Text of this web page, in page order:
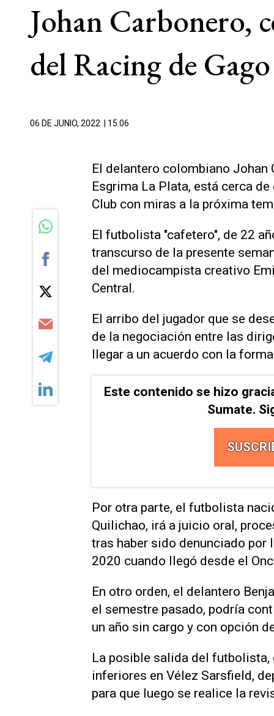
Johan Carbonero,
del Racing de Gago
06 DE JUNIO, 2022 | 15.06
El delantero colombiano Johan
Esgrima La Plata, está cerca
Club con miras a la próxima
El futbolista "cafetero", de 22
transcurso de la presente
del mediocampista creativo
Central.
El arribo del jugador que se
de la negociación entre las
llegar a un acuerdo con la
Este contenido se hizo
Sumate.
Por otra parte, el futbolista
Quilichao, irá a juicio oral,
tras haber sido denunciado por
2020 cuando llegó desde el
En otro orden, el delantero
el semestre pasado, podría
un año sin cargo y con opción
La posible salida del
inferiores en Vélez Sarsfield,
para que luego se realice la